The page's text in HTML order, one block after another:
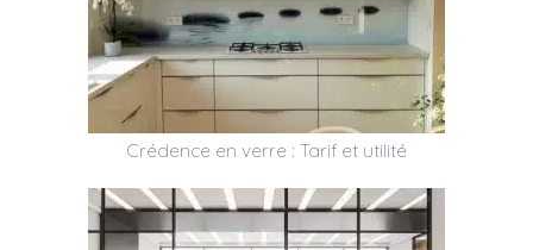
Crédence en verre : Tarif et utilité